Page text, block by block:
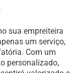
sua empreiteira
um serviço,
Com um
personalizado,